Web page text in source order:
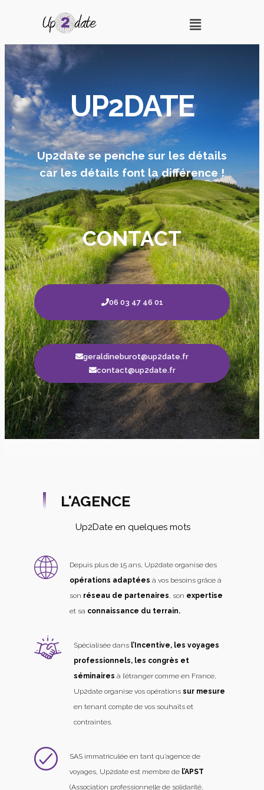
UP2DATE
Up2date se penche sur les détails
car les détails font la différence !
CONTACT
06 03 47 46 01
geraldineburot@up2date.fr
contact@up2date.fr
L'AGENCE
Up2Date en quelques mots
Depuis plus de 15 ans, Up2date organise des
opérations adaptées à vos besoins grâce à
son réseau de partenaires, son expertise
et sa connaissance du terrain.
Spécialisée dans l’Incentive, les voyages
professionnels, les congrès et
séminaires à l’étranger comme en France,
Up2date organise vos opérations sur mesure
en tenant compte de vos souhaits et
contraintes.
SAS immatriculée en tant qu’agence de
voyages, Up2date est membre de l’APST
(Association professionnelle de solidarité,